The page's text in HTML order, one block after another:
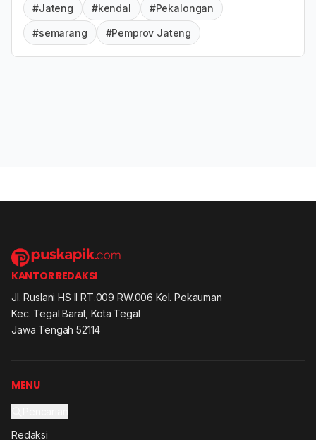
#Jateng #kendal #Pekalongan
#semarang #Pemprov Jateng
KANTOR REDAKSI
Jl. Ruslani HS II RT.009 RW.006 Kel. Pekauman
Kec. Tegal Barat, Kota Tegal
Jawa Tengah 52114
MENU
Redaksi